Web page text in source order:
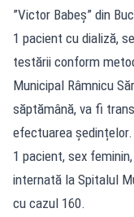
”Victor Babeș” din
1 pacient cu dializă,
testării conform
Municipal Râmnicu
săptămână, va fi
efectuarea ședințelor.
1 pacient, sex
internată la Spitalul
cu cazul 160.